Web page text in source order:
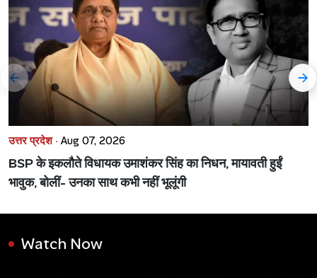
उत्तर प्रदेश · Aug 07, 2026
BSP के इकलौते विधायक उमाशंकर सिंह का निधन, मायावती हुईं
भावुक, बोलीं- उनका साथ कभी नहीं भूलूंगी
Watch Now